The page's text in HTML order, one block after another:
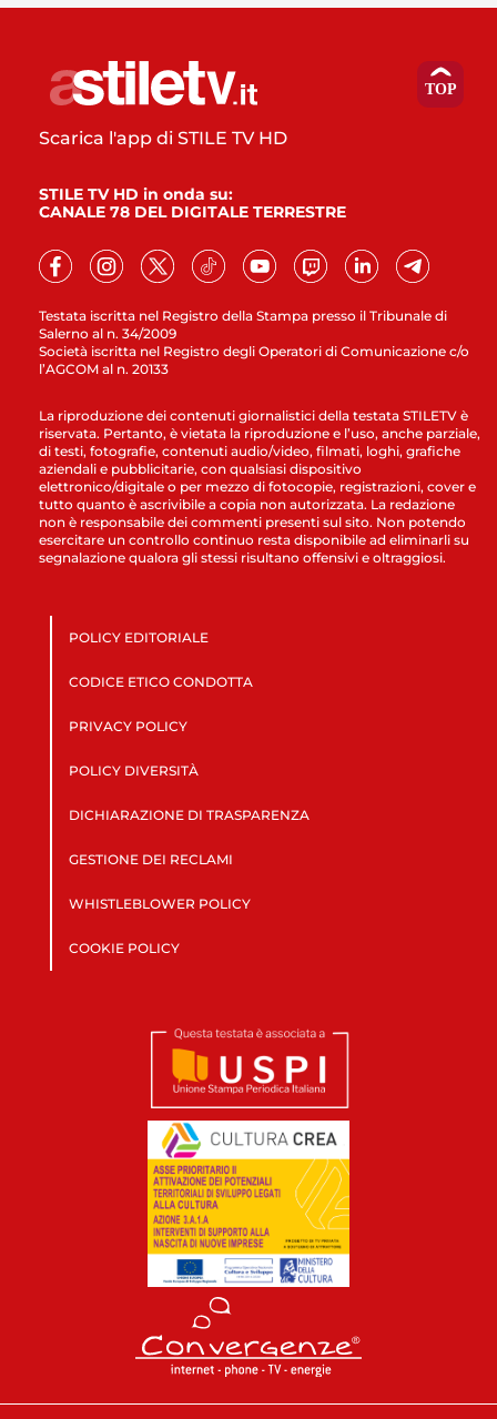
Testata iscritta nel Registro della Stampa presso il Tribunale di
Salerno al n. 34/2009
Società iscritta nel Registro degli Operatori di Comunicazione c/o
l’AGCOM al n. 20133
Scarica l'app di STILE TV HD
STILE TV HD in onda su:
CANALE 78 DEL DIGITALE TERRESTRE
La riproduzione dei contenuti giornalistici della testata STILETV è
riservata. Pertanto, è vietata la riproduzione e l’uso, anche parziale,
di testi, fotografie, contenuti audio/video, filmati, loghi, grafiche
aziendali e pubblicitarie, con qualsiasi dispositivo
elettronico/digitale o per mezzo di fotocopie, registrazioni, cover e
tutto quanto è ascrivibile a copia non autorizzata. La redazione
non è responsabile dei commenti presenti sul sito. Non potendo
esercitare un controllo continuo resta disponibile ad eliminarli su
segnalazione qualora gli stessi risultano offensivi e oltraggiosi.
POLICY EDITORIALE
CODICE ETICO CONDOTTA
PRIVACY POLICY
POLICY DIVERSITÀ
DICHIARAZIONE DI TRASPARENZA
GESTIONE DEI RECLAMI
WHISTLEBLOWER POLICY
COOKIE POLICY